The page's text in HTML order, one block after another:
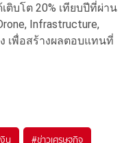
ติบโต 20% เทียบปีที่ผ่าน
Infrastructure,
เพื่อสร้างผลตอบแทนที่
น #ข่าวเศรษฐกิจ